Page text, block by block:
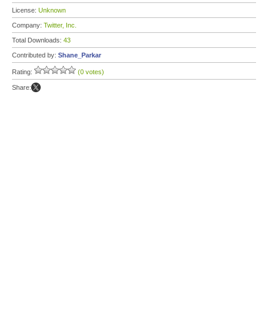
License: Unknown
Company: Twitter, Inc.
Total Downloads: 43
Contributed by: Shane_Parkar
Rating: (0 votes)
Share: